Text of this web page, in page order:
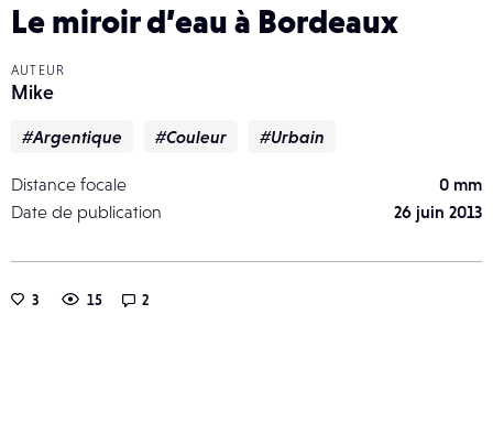
Le miroir d’eau à Bordeaux
AUTEUR
Mike
#Argentique #Couleur #Urbain
Distance focale
0 mm
Date de publication
26 juin 2013
3 15 2